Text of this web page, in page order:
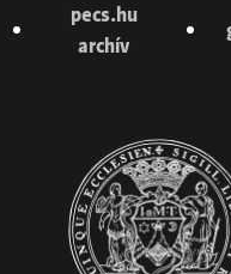
pecs.hu
archív